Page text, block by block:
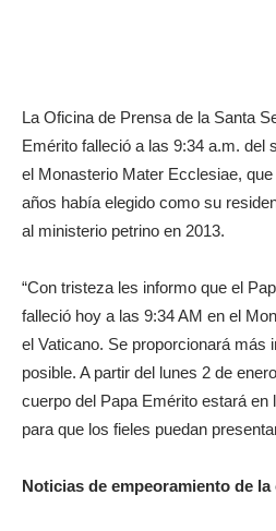
La Oficina de Prensa de la Santa
Emérito falleció a las 9:34 a.m. del
el Monasterio Mater Ecclesiae,
años había elegido como su
al ministerio petrino en 2013.
“Con tristeza les informo que el
falleció hoy a las 9:34 AM en el
el Vaticano. Se proporcionará más
posible. A partir del lunes 2 de
cuerpo del Papa Emérito estará en
para que los fieles puedan
Noticias de empeoramiento de